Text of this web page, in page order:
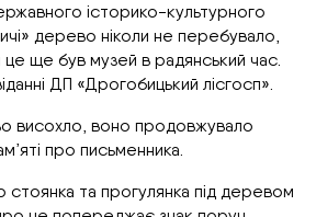
історико-культурного
дерево ніколи не перебувало,
це ще був музей в радянський час.
ДП «Дрогобицький лісгосп».
висохло, воно продовжувало
про письменника.
стоянка та прогулянка під деревом